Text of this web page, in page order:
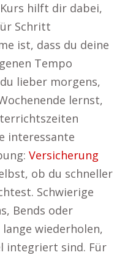
hilft dir dabei,
Schritt
ist, dass du deine
Tempo
lieber morgens,
lernst,
interessante
Versicherung
ob du schneller
Schwierige
Bends oder
wiederholen,
integriert sind. Für